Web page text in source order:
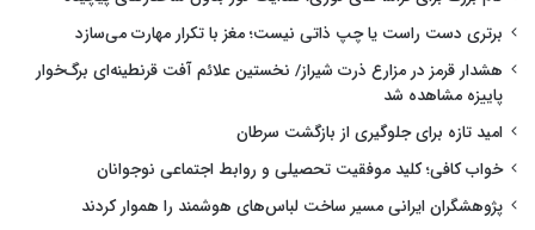
برتری دست راست یا چپ ذاتی نیست؛ مغز با تکرار مهارت می‌سازد
هشدار قرمز در مزارع ذرت شیراز/ نخستین علائم آفت قرنطینه‌ای برگ‌خوار
پاییزه مشاهده شد
امید تازه برای جلوگیری از بازگشت سرطان
خواب کافی؛ کلید موفقیت تحصیلی و روابط اجتماعی نوجوانان
پژوهشگران ایرانی مسیر ساخت لباس‌های هوشمند را هموار کردند